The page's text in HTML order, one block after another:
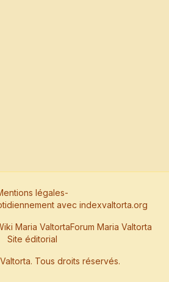
légales-
avec indexvaltorta.org
Maria ValtortaForum Maria Valtorta
Site éditorial
Tous droits réservés.